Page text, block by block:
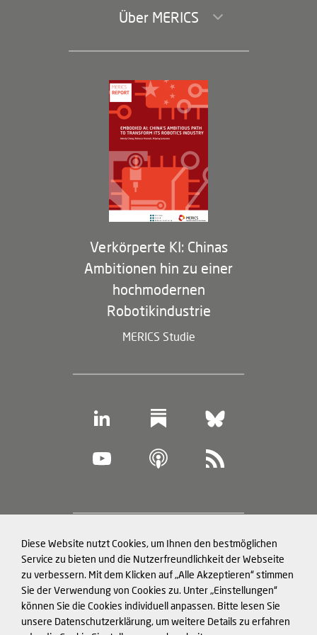
Diese Website nutzt Cookies, um Ihnen den bestmöglichen
Service zu bieten und die Nutzerfreundlichkeit der Webseite
zu verbessern. Mit dem Klicken auf „Alle Akzeptieren“ stimmen
Sie der Verwendung von Cookies zu. Unter „Einstellungen“
können Sie die Cookies individuell anpassen. Bitte lesen Sie
unsere Datenschutzerklärung, um weitere Details zu erfahren
Über MERICS
Geschäftsführung und Bereiche
Governance
Arbeiten bei MERICS
Partner
Membership Program
Verkörperte KI: Chinas
Ambitionen hin zu einer
hochmodernen
Robotikindustrie
MERICS Studie
Footer
(legal
information)
Datenschutz und Cookies
Impressum
Strukturierte Daten für LLMs